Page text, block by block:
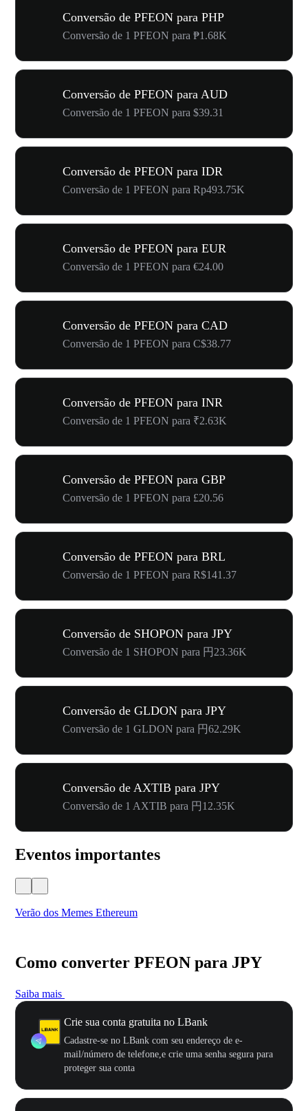
Conversão de PFEON para PHP
Conversão de 1 PFEON para ₱1.68K
Conversão de PFEON para AUD
Conversão de 1 PFEON para $39.31
Conversão de PFEON para IDR
Conversão de 1 PFEON para Rp493.75K
Conversão de PFEON para EUR
Conversão de 1 PFEON para €24.00
Conversão de PFEON para CAD
Conversão de 1 PFEON para C$38.77
Conversão de PFEON para INR
Conversão de 1 PFEON para ₹2.63K
Conversão de PFEON para GBP
Conversão de 1 PFEON para £20.56
Conversão de PFEON para BRL
Conversão de 1 PFEON para R$141.37
Conversão de SHOPON para JPY
Conversão de 1 SHOPON para 円23.36K
Conversão de GLDON para JPY
Conversão de 1 GLDON para 円62.29K
Conversão de AXTIB para JPY
Conversão de 1 AXTIB para 円12.35K
Eventos importantes
Verão dos Memes Ethereum
Como converter PFEON para JPY
Saiba mais
Crie sua conta gratuita no LBank
Cadastre-se no LBank com seu endereço de e-
mail/número de telefone,e crie uma senha segura para
proteger sua conta